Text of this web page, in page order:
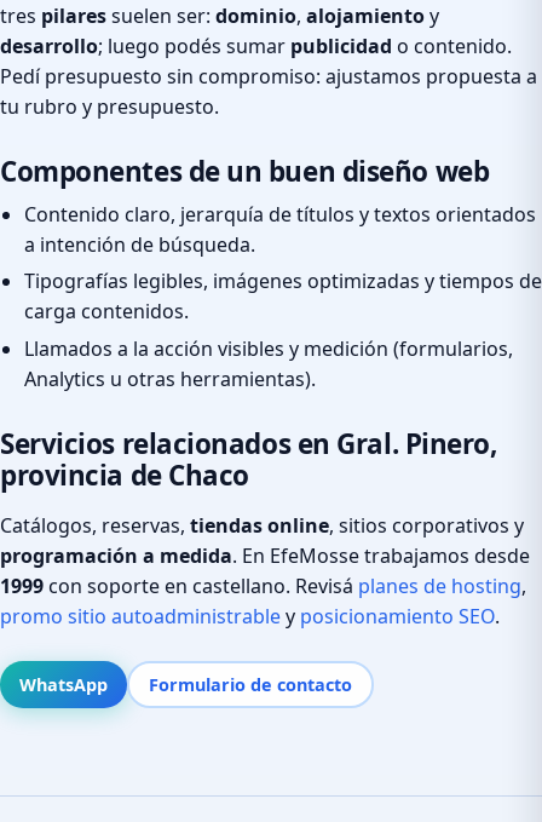
tres pilaressuelen ser: dominio, alojamientoy
desarrollo; luego podés sumar publicidad o contenido.
Pedí presupuesto sin compromiso: ajustamos propuesta a
tu rubro y presupuesto.
Componentes de un buen diseño web
Contenido claro, jerarquía de títulos y textos orientados
a intención de búsqueda.
Tipografías legibles, imágenes optimizadas y tiempos de
carga contenidos.
Llamados a la acción visibles y medición (formularios,
Analytics u otras herramientas).
Servicios relacionados en Gral. Pinero,
provincia de Chaco
Catálogos, reservas, tiendas online, sitios corporativos y
programación a medida. En EfeMosse trabajamos desde
1999con soporte en castellano. Revisá planes de hosting,
promo sitio autoadministrabley posicionamiento SEO.
WhatsApp Formulario de contacto